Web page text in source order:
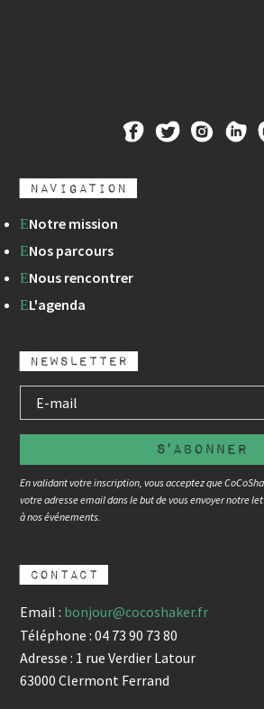
Navigation
ENotre mission
ENos parcours
ENous rencontrer
EL'agenda
newsletter
s'abonner
En validant votre inscription, vous acceptez que
votre adresse email dans le but de vous envoyer notre
à nos événements.
contact
Email : bonjour@cocoshaker.fr
Téléphone : 04 73 90 73 80
Adresse : 1 rue Verdier Latour
63000 Clermont Ferrand